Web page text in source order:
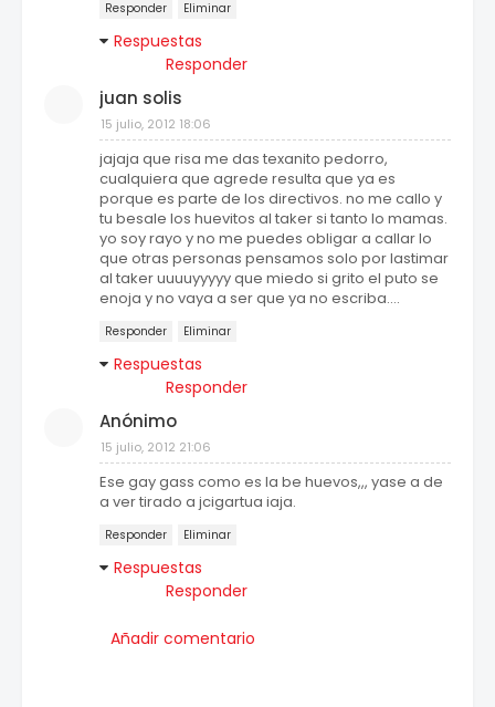
Responder Eliminar
Respuestas
Responder
juan solis
15 julio, 2012 18:06
jajaja que risa me das texanito pedorro,
cualquiera que agrede resulta que ya es
porque es parte de los directivos. no me callo y
tu besale los huevitos al taker si tanto lo mamas.
yo soy rayo y no me puedes obligar a callar lo
que otras personas pensamos solo por lastimar
al taker uuuuyyyyy que miedo si grito el puto se
enoja y no vaya a ser que ya no escriba....
Responder Eliminar
Respuestas
Responder
Anónimo
15 julio, 2012 21:06
Ese gay gass como es la be huevos,,, yase a de
a ver tirado a jcigartua iaja.
Responder Eliminar
Respuestas
Responder
Añadir comentario